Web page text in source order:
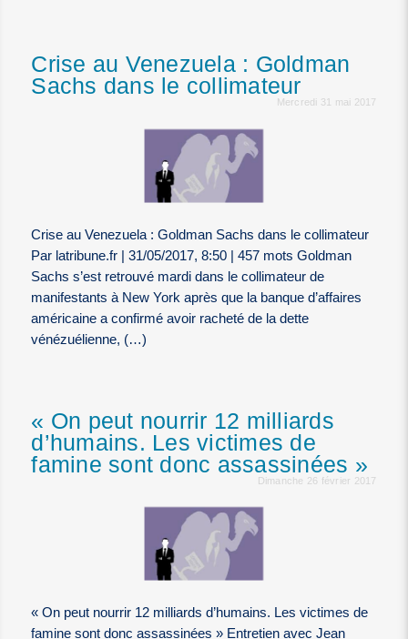
Crise au Venezuela : Goldman
Sachs dans le collimateur
Mercredi 31 mai 2017
Crise au Venezuela : Goldman Sachs dans le collimateur
Par latribune.fr | 31/05/2017, 8:50 | 457 mots Goldman
Sachs s’est retrouvé mardi dans le collimateur de
manifestants à New York après que la banque d’affaires
américaine a confirmé avoir racheté de la dette
vénézuélienne, (…)
« On peut nourrir 12 milliards
d’humains. Les victimes de
famine sont donc assassinées »
Dimanche 26 février 2017
« On peut nourrir 12 milliards d’humains. Les victimes de
famine sont donc assassinées » Entretien avec Jean